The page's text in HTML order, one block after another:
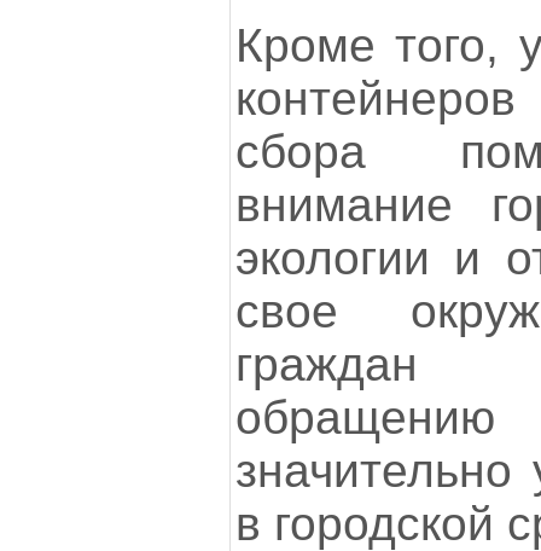
Кроме того,
сбора
внимание
экологии и
свое
граждан
в городской